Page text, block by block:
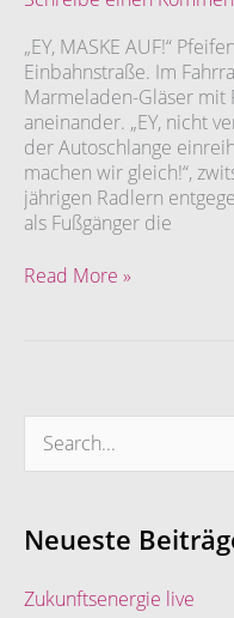
„EY, MASKE AUF!“
Einbahnstraße. Im
Marmeladen-Gläser
aneinander. „EY, nicht
der Autoschlange
machen wir gleich!“,
jährigen Radlern
als Fußgänger die
Wege
aus
der
Schulddiskussion
Read More »
h
e
Neueste
Zukunftsenergie live